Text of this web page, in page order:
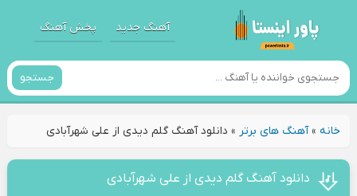
آهنگ جدید پخش آهنگ
جستجو
خانه»آهنگ های برتر » دانلود آهنگ گلم دیدی از علی شهرآبادی
دانلود آهنگ گلم دیدی از علی شهرآبادی